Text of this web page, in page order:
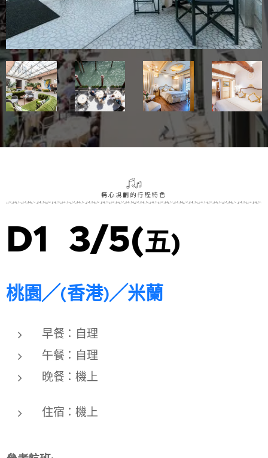
D1 3/5(五)
桃園╱(香港)╱米蘭
早餐：自理
午餐：自理
晚餐：機上
住宿：機上